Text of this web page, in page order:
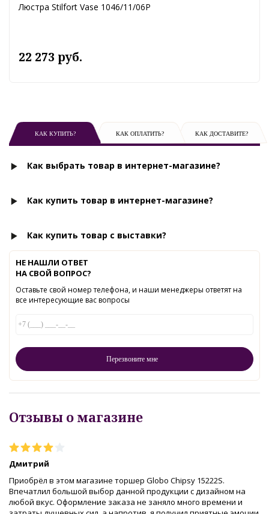
Люстра Stilfort Vase 1046/11/06P
22 273 руб.
КАК КУПИТЬ? КАК ОПЛАТИТЬ? КАК ДОСТАВИТЕ?
Как выбрать товар в интернет-магазине?
Как купить товар в интернет-магазине?
Как купить товар с выставки?
НЕ НАШЛИ ОТВЕТ
НА СВОЙ ВОПРОС?
Оставьте свой номер телефона, и наши менеджеры ответят на
все интересующие вас вопросы
Отзывы о магазине
Дмитрий
Приобрёл в этом магазине торшер Globo Chipsy 15222S.
Впечатлил большой выбор данной продукции с дизайном на
любой вкус. Оформление заказа не заняло много времени и